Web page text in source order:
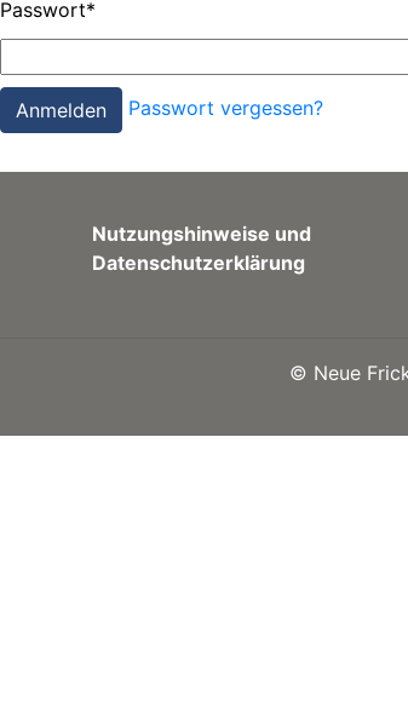
Passwort*
Passwort vergessen?
Nutzungshinweise und
Datenschutzerklärung
© Neue